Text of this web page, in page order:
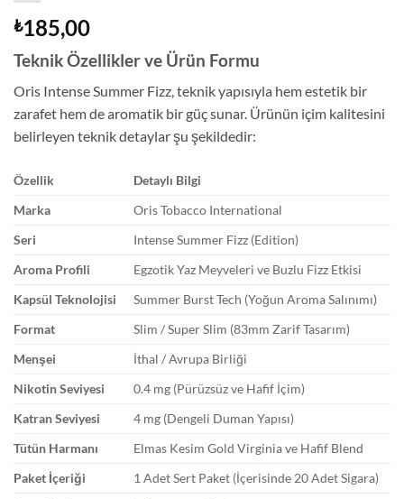
₺185,00
Teknik Özellikler ve Ürün Formu
Oris Intense Summer Fizz, teknik yapısıyla hem estetik bir
zarafet hem de aromatik bir güç sunar. Ürünün içim kalitesini
belirleyen teknik detaylar şu şekildedir:
Özellik
Detaylı Bilgi
Marka
Oris Tobacco International
Seri
Intense Summer Fizz (Edition)
Aroma Profili
Egzotik Yaz Meyveleri ve Buzlu Fizz Etkisi
Kapsül Teknolojisi
Summer Burst Tech (Yoğun Aroma Salınımı)
Format
Slim / Super Slim (83mm Zarif Tasarım)
Menşei
İthal / Avrupa Birliği
Nikotin Seviyesi
0.4 mg (Pürüzsüz ve Hafif İçim)
Katran Seviyesi
4 mg (Dengeli Duman Yapısı)
Tütün Harmanı
Elmas Kesim Gold Virginia ve Hafif Blend
Paket İçeriği
1 Adet Sert Paket (İçerisinde 20 Adet Sigara)